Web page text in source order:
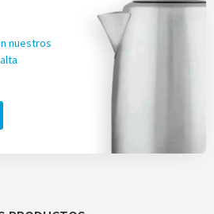
nuestros